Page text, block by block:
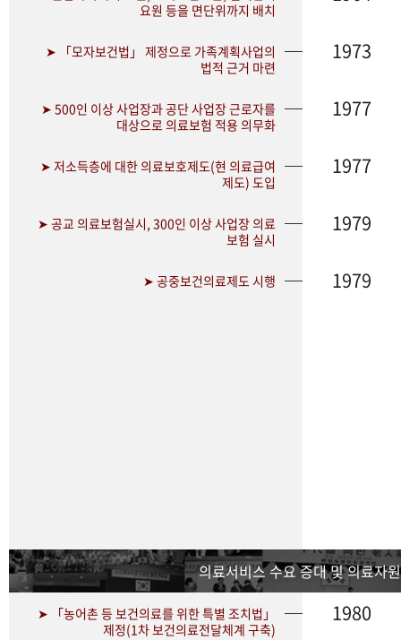
요원 등을 면단위까지 배치
➤ 「모자보건법」 제정으로 가족계획사업의
법적 근거 마련
1973
➤ 500인 이상 사업장과 공단 사업장 근로자를
대상으로 의료보험 적용 의무화
1977
➤ 저소득층에 대한 의료보호제도(현 의료급여
제도) 도입
1977
➤ 공교 의료보험실시, 300인 이상 사업장 의료
보험 실시
1979
➤ 공중보건의료제도 시행 1979
의료서비스 수요 증대 및 의료자
➤ 「농어촌 등 보건의료를 위한 특별 조치법」
제정(1차 보건의료전달체계 구축)
1980